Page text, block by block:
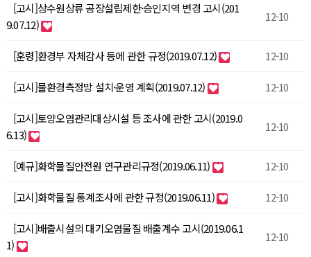
[고시]상수원상류 공장설립제한·승인지역 변경 고시(201
9.07.12)
12-10
[훈령]환경부 자체감사 등에 관한 규정(2019.07.12) 12-10
[고시]물환경측정망 설치·운영 계획(2019.07.12) 12-10
[고시]토양오염관리대상시설 등 조사에 관한 고시(2019.0
6.13)
12-10
[예규]화학물질안전원 연구관리규정(2019.06.11) 12-10
[고시]화학물질 통계조사에 관한 규정(2019.06.11) 12-10
[고시]배출시설의 대기오염물질 배출계수 고시(2019.06.1
1)
12-10